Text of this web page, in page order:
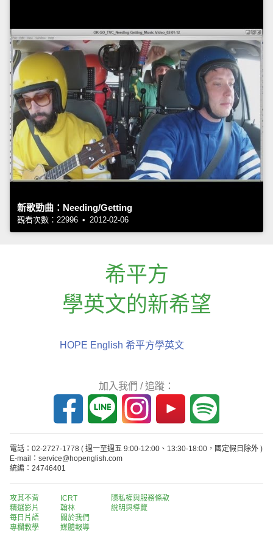
新歌勁曲：Needing/Getting
觀看次數：22996 • 2012-02-06
希平方
學英文的新希望
HOPE English 希平方學英文
加入我們 / 追蹤：
電話：02-2727-1778 ( 週一至週五 9:00-12:00、13:30-18:00，國定假日除外 )
E-mail：service@hopenglish.com
統編：24746401
攻其不背
精選影片
每日片語
專欄教學
ICRT
翰林
關於我們
媒體報導
隱私權與服務條款
說明與導覽